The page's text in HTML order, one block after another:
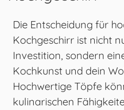
Die Entscheidung für
Kochgeschirr ist nicht
Investition, sondern
Kochkunst und dein
Hochwertige Töpfe
kulinarischen